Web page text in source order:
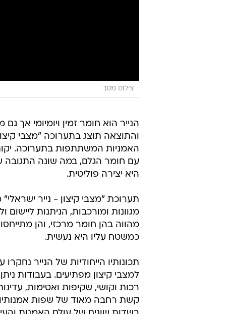
צילום מסך
והתוצאה תוצג בתערוכה "מצבי
עם חומר הגלם, במה שונה התגובה
היא יצירה פוליטית.
תערוכת "מצבי קיצון - נייר
מגוונות ומורכבות, הניתנות
מהווה בהן חומר מרכזי, והן
כמשטח עליו היא נעשית.
למצבי קיצון מפתיעים. בעבודות ניתן
רכות וקושי, שקיפות ואטימות,
קשת רחבה מאוד של שפות